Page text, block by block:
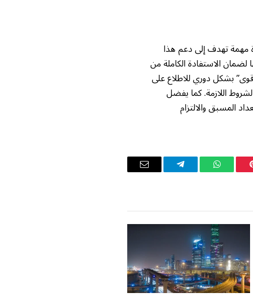
مهمة تهدف إلى دعم هذا
لضمان الاستفادة الكاملة من
بشكل دوري للاطلاع على
اللازمة. كما يفضل
المسبق والالتزام
واتساب تيلقرام
البريد